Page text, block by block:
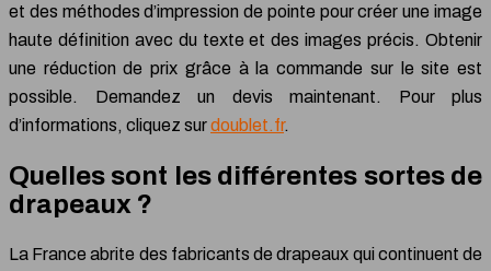
et des méthodes d’impression de pointe pour créer une image
haute définition avec du texte et des images précis. Obtenir
une réduction de prix grâce à la commande sur le site est
possible. Demandez un devis maintenant. Pour plus
d’informations, cliquez surdoublet.fr.
Quelles sont les différentes sortes de
drapeaux ?
La France abrite des fabricants de drapeaux qui continuent de